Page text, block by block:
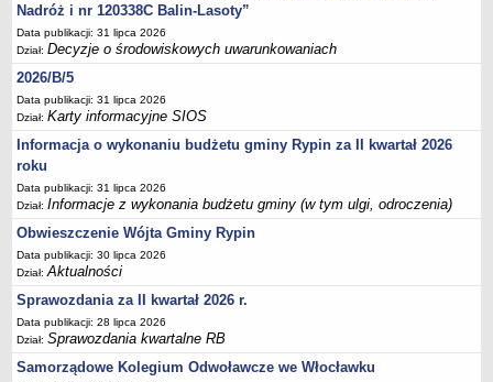
przestrzennego
Dane przestrzenne - MPZP
Stałe obwody głosowania, numery, granice oraz siedziby
Plan ogólny gminy Rypin
FINANSE GMINY
Budżet
Zmiany budżetu
Wieloletnia Prognoza Finansowa
Majątek gminy
Majątek jednostek organizacyjnych
Dług publiczny
Realizacja inwestycji
Sprawozdania z wykonania budżetu
Nadróż i nr 120338C Balin-Lasoty”
Data publikacji: 31 lipca 2026
Dział:Decyzje o środowiskowych uwarunkowaniach
2026/B/5
Data publikacji: 31 lipca 2026
Dział:Karty informacyjne SIOS
Informacja o wykonaniu budżetu gminy Rypin za II kwartał 2026
roku
Data publikacji: 31 lipca 2026
Dział:Informacje z wykonania budżetu gminy (w tym ulgi, odroczenia)
Obwieszczenie Wójta Gminy Rypin
Data publikacji: 30 lipca 2026
Dział:Aktualności
Sprawozdania za II kwartał 2026 r.
Data publikacji: 28 lipca 2026
Dział:Sprawozdania kwartalne RB
Samorządowe Kolegium Odwoławcze we Włocławku